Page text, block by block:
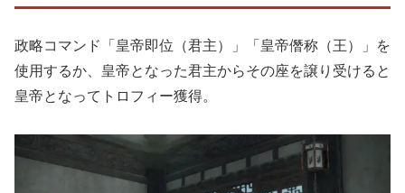
政略コマンド「皇帝即位（君主）」「皇帝僭称（王）」を
使用するか、皇帝となった君主からその座を譲り受けると
皇帝となってトロフィー獲得。